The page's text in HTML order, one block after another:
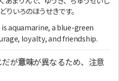
りいろのほうせきです。
aquamarine, a blue-green
loyalty, and friendship.
が意味が異なるため、注意